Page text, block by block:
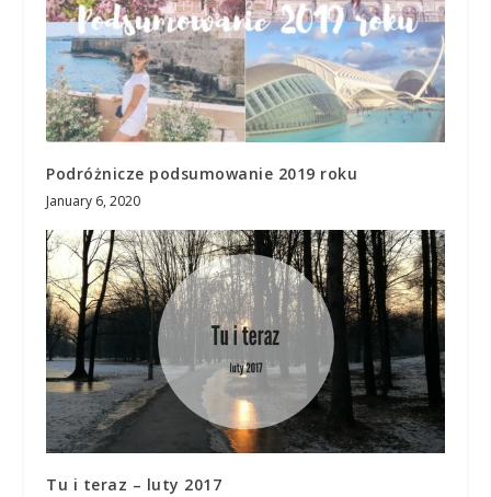
Podróżnicze podsumowanie 2019 roku
January 6, 2020
Tu i teraz – luty 2017